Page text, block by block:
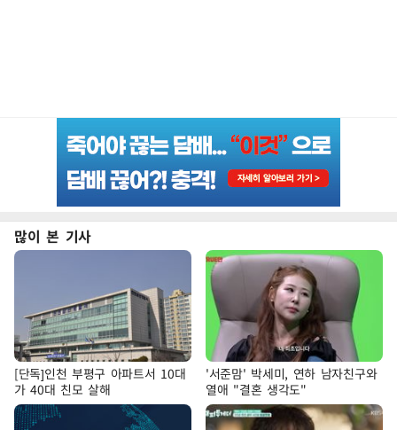
많이 본 기사
[단독]인천 부평구 아파트서 10대
가 40대 친모 살해
'서준맘' 박세미, 연하 남자친구와
열애 "결혼 생각도"